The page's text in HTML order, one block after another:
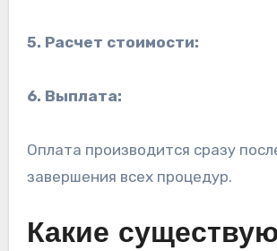
5. Расчет стоимости:
6. Выплата:
Оплата производится сразу
завершения всех процедур.
Какие